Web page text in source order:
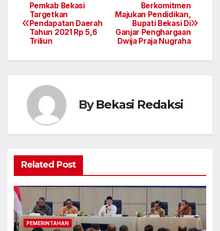
Navigasi
pos
Berkomitmen
Majukan Pendidikan,
Bupati Bekasi Di
Ganjar Penghargaan
Dwija Praja Nugraha
Pemkab Bekasi
Targetkan
Pendapatan Daerah
Tahun 2021 Rp 5,6
Triliun
ByBekasi Redaksi
Related Post
PEMERINTAHAN